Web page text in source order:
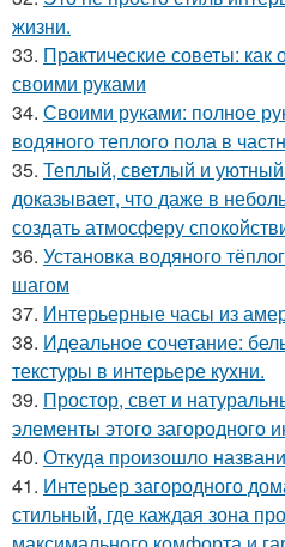
жизни.
33. Практические советы: как
своими руками
34. Своими руками: полное
водяного теплого пола в
35. Теплый, светлый и уютный
доказывает, что даже в
создать атмосферу
36. Установка водяного
шагом
37. Интерьерные часы из
38. Идеальное сочетание:
текстуры в интерьере кухни.
39. Простор, свет и
элементы этого загородного
40. Откуда произошло
41. Интерьер загородного
стильный, где каждая зона